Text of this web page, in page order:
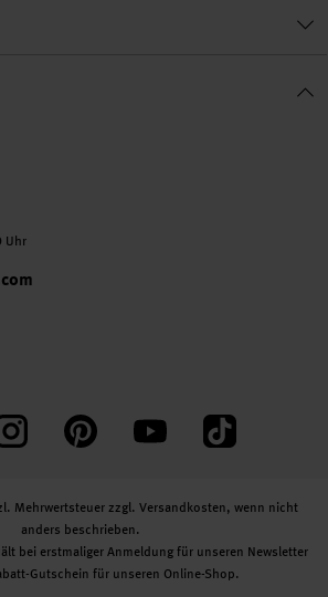
Uhr
Instagram PinterestYouTube TikTok
Mehrwertsteuer zzgl. Versandkosten, wenn nicht
anders beschrieben.
bei erstmaliger Anmeldung für unseren Newsletter
Gutschein für unseren Online-Shop.